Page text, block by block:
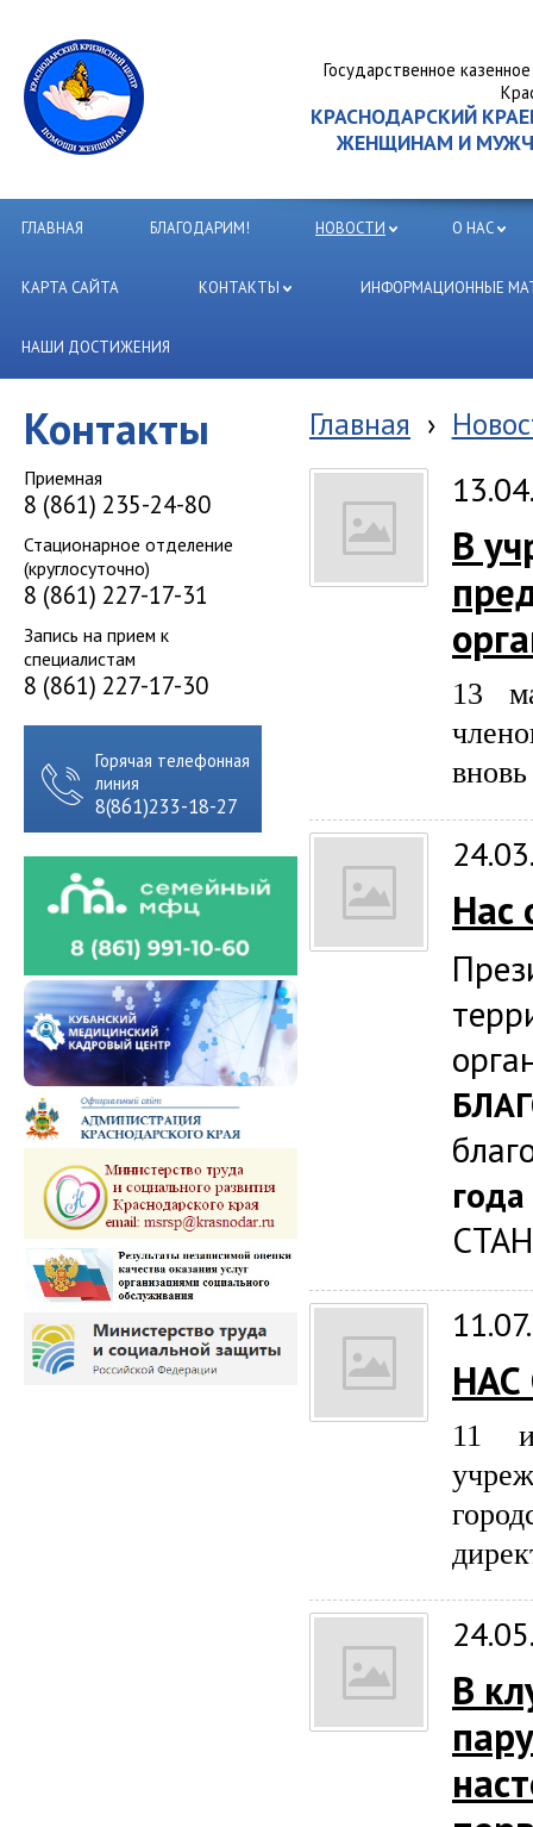
Государственное
КРАСНОДАРСКИЙ
ЖЕНЩИНАМ И
ГЛАВНАЯ БЛАГОДАРИМ! НОВОСТИ О НАС
КАРТА САЙТА КОНТАКТЫ ИНФОРМАЦИОННЫЕ
НАШИ ДОСТИЖЕНИЯ
Контакты
Приемная
8 (861) 235-24-80
Стационарное отделение
(круглосуточно)
8 (861) 227-17-31
Запись на прием к
специалистам
8 (861) 227-17-30
Горячая телефонная
линия
8(861)233-18-27
Главная ›
В
13
Нас
11
В